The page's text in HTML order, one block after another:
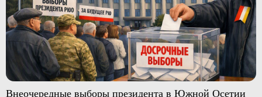
Внеочередные выборы президента в Южной Осетии